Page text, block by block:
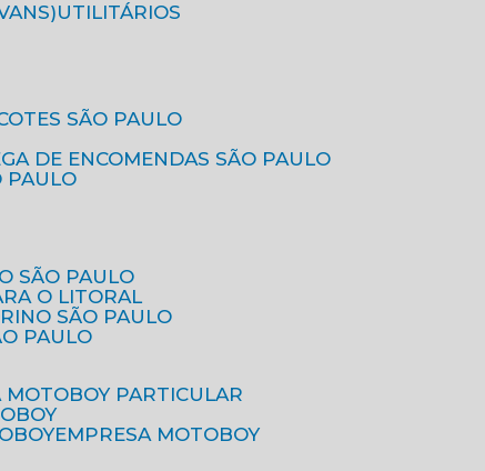
UTILITÁRIOS
SÃO PAULO
DE ENCOMENDAS SÃO PAULO
PAULO
SÃO PAULO
O LITORAL
SÃO PAULO
PAULO
MOTOBOY PARTICULAR
EMPRESA MOTOBOY